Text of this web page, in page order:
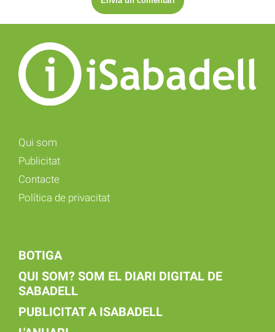
Qui som
Publicitat
Contacte
Política de privacitat
BOTIGA
QUI SOM? SOM EL DIARI DIGITAL DE
SABADELL
PUBLICITAT A ISABADELL